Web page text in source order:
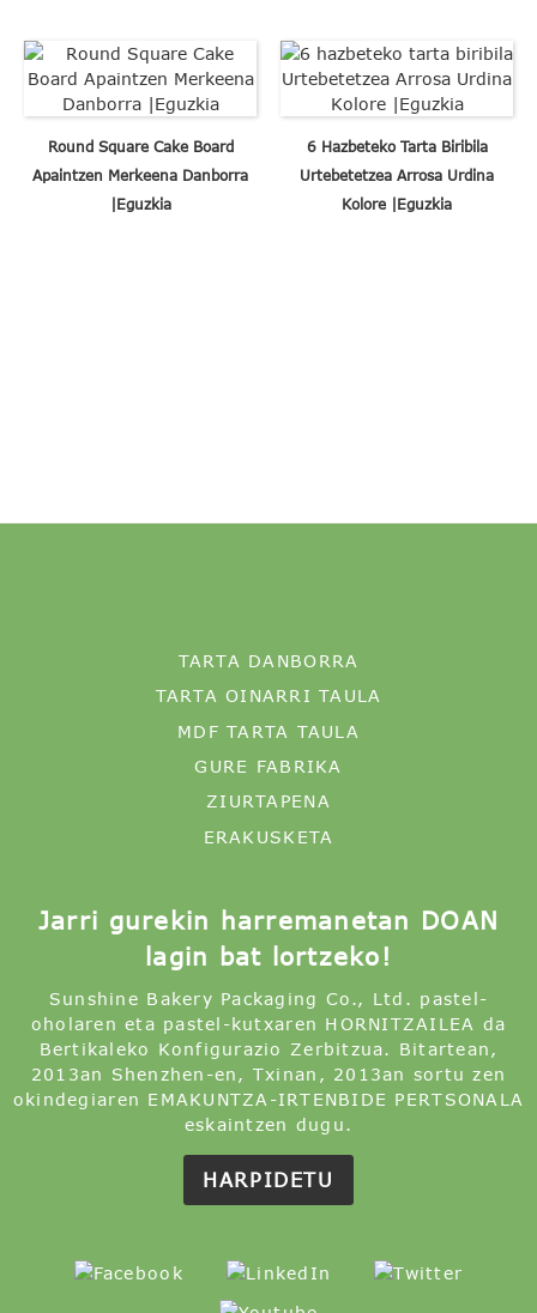
Round Square Cake Board
Apaintzen Merkeena Danborra
|Eguzkia
6 Hazbeteko Tarta Biribila
Urtebetetzea Arrosa Urdina
Kolore |Eguzkia
TARTA DANBORRA
TARTA OINARRI TAULA
MDF TARTA TAULA
GURE FABRIKA
ZIURTAPENA
ERAKUSKETA
Jarri gurekin harremanetan DOAN
lagin bat lortzeko!
Sunshine Bakery Packaging Co., Ltd. pastel-
oholaren eta pastel-kutxaren HORNITZAILEA da
Bertikaleko Konfigurazio Zerbitzua. Bitartean,
2013an Shenzhen-en, Txinan, 2013an sortu zen
okindegiaren EMAKUNTZA-IRTENBIDE PERTSONALA
eskaintzen dugu.
HARPIDETU